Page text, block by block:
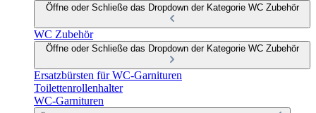
Öffne oder Schließe das Dropdown der Kategorie WC Zubehör
WC Zubehör
Öffne oder Schließe das Dropdown der Kategorie WC Zubehör
Ersatzbürsten für WC-Garnituren
Toilettenrollenhalter
WC-Garnituren